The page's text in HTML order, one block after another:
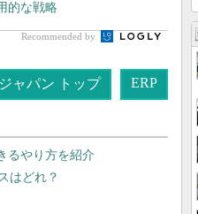
的な戦略
Recommended by
ャパン トップ ERP
るやり方を紹介
はどれ？